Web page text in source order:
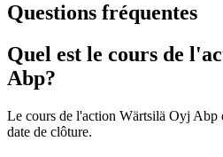
Questions fréquentes
Quel est le cours de
Abp?
Le cours de l'action Wärtsilä Oyj Abp
date de clôture.